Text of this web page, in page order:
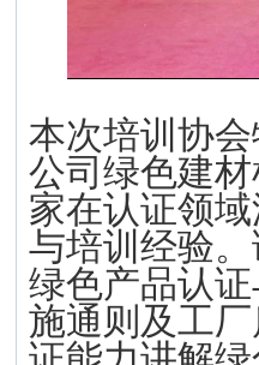
本次培训协
公司 绿色建
家在认证领
与培训经验
绿色产品认
施通则及工